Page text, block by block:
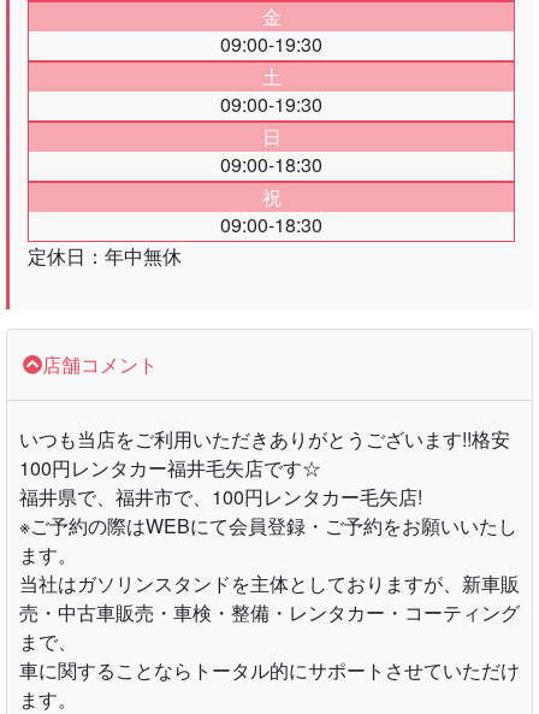
金
09:00-19:30
土
09:00-19:30
日
09:00-18:30
祝
09:00-18:30
定休日：年中無休
店舗コメント
いつも当店をご利用いただきありがとうございます!!格安
100円レンタカー福井毛矢店です☆
福井県で、福井市で、100円レンタカー毛矢店!
※ご予約の際はWEBにて会員登録・ご予約をお願いいたし
ます。
当社はガソリンスタンドを主体としておりますが、新車販
売・中古車販売・車検・整備・レンタカー・コーティング
まで、
車に関することならトータル的にサポートさせていただけ
ます。